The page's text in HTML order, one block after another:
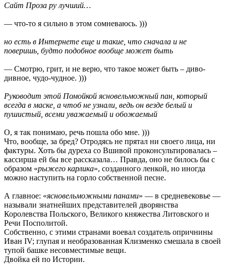
Сайт Проза ру лучший…
— что-то я сильно в этом сомневаюсь. )))
но есть в Интернете еще и такие, что сначала и не
поверишь, будто подобное вообще может быть
— Смотрю, грит, и не верю, что такое может быть – диво-
дивное, чудо-чудное. )))
Руководит этой Помойкой ясновельможный пан, который
всегда в маске, а чтоб не узнали, ведь он везде белый и
пушистый, всеми уважаемый и обожаемый
О, я так понимаю, речь пошла обо мне. )))
Что, вообще, за бред? Отродясь не прятал ни своего лица, ни
фактуры. Хоть бы дуреха со Вшивой проконсультировалась –
кассирша ей бы все рассказала… Правда, оно не билось бы с
образом «рыжего карлика», созданного ленкой, но иногда
можно наступить на горло собственной песне.
А главное: «ясновельможными панами» — в средневековье —
называли знатнейших представителей дворянства
Королевства Польского, Великого княжества Литовского и
Речи Посполитой.
Собственно, с этими странами воевал создатель опричнины
Иван IV; глупая и необразованная Клизменко смешала в своей
тупой башке несовместимые вещи.
Двойка ей по Истории.